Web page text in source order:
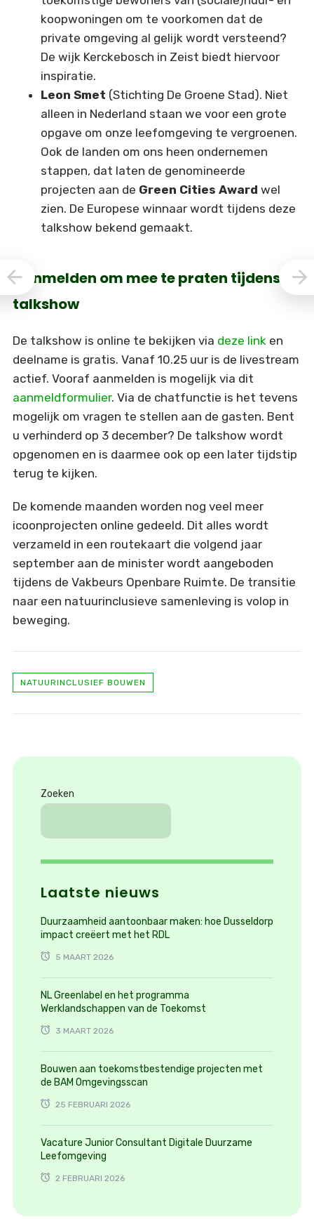
koopwoningen om te voorkomen dat de
private omgeving al gelijk wordt versteend?
De wijk Kerckebosch in Zeist biedt hiervoor
inspiratie.
Leon Smet (Stichting De Groene Stad). Niet
alleen in Nederland staan we voor een grote
opgave om onze leefomgeving te vergroenen.
Ook de landen om ons heen ondernemen
stappen, dat laten de genomineerde
projecten aan de Green Cities Award wel
zien. De Europese winnaar wordt tijdens deze
talkshow bekend gemaakt.
Aanmelden om mee te praten tijdens de
talkshow
De talkshow is online te bekijken via deze link en
deelname is gratis. Vanaf 10.25 uur is de livestream
actief. Vooraf aanmelden is mogelijk via dit
aanmeldformulier. Via de chatfunctie is het tevens
mogelijk om vragen te stellen aan de gasten. Bent
u verhinderd op 3 december? De talkshow wordt
opgenomen en is daarmee ook op een later tijdstip
terug te kijken.
De komende maanden worden nog veel meer
icoonprojecten online gedeeld. Dit alles wordt
verzameld in een routekaart die volgend jaar
september aan de minister wordt aangeboden
tijdens de Vakbeurs Openbare Ruimte. De transitie
naar een natuurinclusieve samenleving is volop in
beweging.
NATUURINCLUSIEF BOUWEN
Zoeken
Laatste nieuws
Duurzaamheid aantoonbaar maken: hoe Dusseldorp
impact creëert met het RDL
5 MAART 2026
NL Greenlabel en het programma
Werklandschappen van de Toekomst
3 MAART 2026
Bouwen aan toekomstbestendige projecten met
de BAM Omgevingsscan
25 FEBRUARI 2026
Vacature Junior Consultant Digitale Duurzame
Leefomgeving
2 FEBRUARI 2026